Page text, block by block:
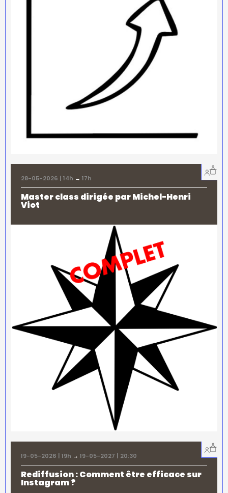
28-05-2026 | 14h → 17h
Master class dirigée par Michel-Henri
Viot
19-05-2026 | 19h → 19-05-2027 | 20:30
Rediffusion : Comment être efficace sur
Instagram ?